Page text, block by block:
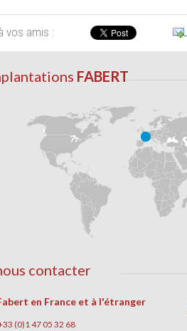
vos amis :
FABERT
contacter
en France et à l'étranger
(0)1 47 05 32 68